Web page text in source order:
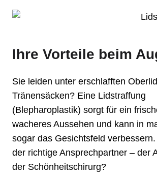
Ihre Vorteile beim
Sie leiden unter erschlafften
Tränensäcken? Eine Lidstraffung
(Blepharoplastik) sorgt für ein
wacheres Aussehen und kann in
sogar das Gesichtsfeld
der richtige Ansprechpartner – der
der Schönheitschirurg?